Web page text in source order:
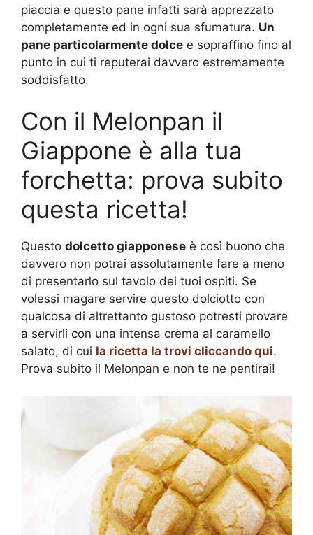
piaccia e questo pane infatti sarà apprezzato
completamente ed in ogni sua sfumatura. Un
pane particolarmente dolce e sopraffino fino al
punto in cui ti reputerai davvero estremamente
soddisfatto.
Con il Melonpan il
Giappone è alla tua
forchetta: prova subito
questa ricetta!
Questo dolcetto giapponese è così buono che
davvero non potrai assolutamente fare a meno
di presentarlo sul tavolo dei tuoi ospiti. Se
volessi magare servire questo dolciotto con
qualcosa di altrettanto gustoso potresti provare
a servirli con una intensa crema al caramello
salato, di cui la ricetta la trovi cliccando qui.
Prova subito il Melonpan e non te ne pentirai!